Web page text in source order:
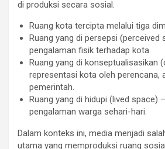
di produksi secara sosial.
Ruang kota tercipta melalui tiga
Ruang yang di persepsi (perceived
pengalaman fisik terhadap kota.
Ruang yang di konseptualisasikan
representasi kota oleh perencana,
pemerintah.
Ruang yang di hidupi (lived space)
pengalaman warga sehari-hari.
Dalam konteks ini, media menjadi
utama yang memproduksi ruang